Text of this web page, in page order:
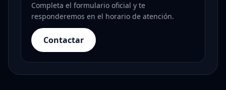
Completa el formulario oficial y te
responderemos en el horario de atención.
Contactar